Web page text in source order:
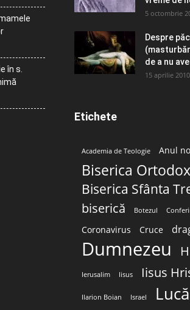
în s.
5 octombrie
Despre
de a nu
15 aprilie 2010
Etichete
Academia de Teologie Anul
Biserica
Biserica Sfânta
biserică Botezul
Coronavirus
Cruce
Dumnezeu
Ierusalim Iisus Iisus
Ilarion Boian Israel